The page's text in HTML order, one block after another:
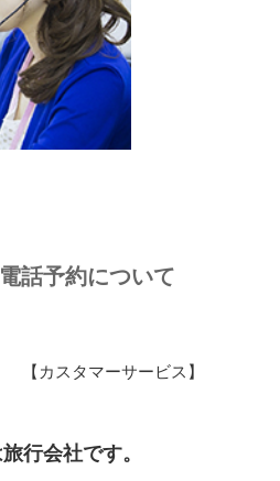
話予約について
カスタマーサービス】
行会社です。